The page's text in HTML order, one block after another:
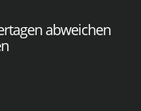
abweichen